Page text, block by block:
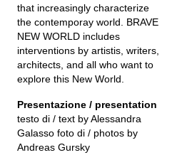
that increasingly characterize
the contemporay world. BRAVE
NEW WORLD includes
interventions by artistis, writers,
architects, and all who want to
explore this New World.
Presentazione / presentation
testo di / text by Alessandra
Galasso foto di / photos by
Andreas Gursky